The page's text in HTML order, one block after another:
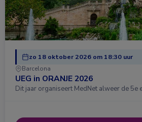
zo 18 oktober 2026 om 18:30 uur
Barcelona
UEG in ORANJE 2026
Dit jaar organiseert MedNet alweer de 5e